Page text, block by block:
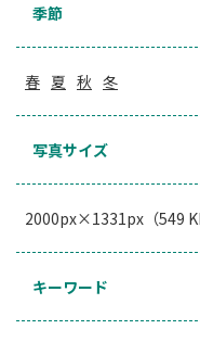
季節
春 夏 秋 冬
写真サイズ
2000px×1331px（549
キーワード